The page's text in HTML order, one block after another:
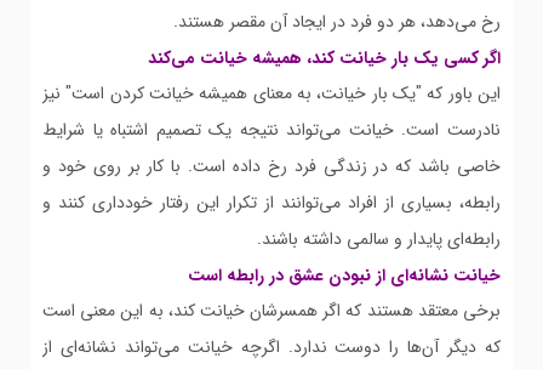
رخ می‌دهد، هر دو فرد در ایجاد آن مقصر هستند.
اگر کسی یک بار خیانت کند، همیشه خیانت می‌کند
این باور که "یک بار خیانت، به معنای همیشه خیانت کردن است" نیز
نادرست است. خیانت می‌تواند نتیجه یک تصمیم اشتباه یا شرایط
خاصی باشد که در زندگی فرد رخ داده است. با کار بر روی خود و
رابطه، بسیاری از افراد می‌توانند از تکرار این رفتار خودداری کنند و
رابطه‌ای پایدار و سالمی داشته باشند.
خیانت نشانه‌ای از نبودن عشق در رابطه است
برخی معتقد هستند که اگر همسرشان خیانت کند، به این معنی است
که دیگر آن‌ها را دوست ندارد. اگرچه خیانت می‌تواند نشانه‌ای از